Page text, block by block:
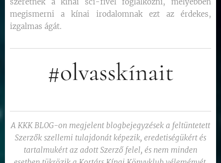
megismerni a kínai irodalomnak ezt az érdekes,
izgalmas ágát.
#olvasskínait
A KKK BLOG-on megjelent blogbejegyzések a feltüntetett
Szerzők szellemi tulajdonát képezik, eredetiségükért és
tartalmukért az adott Szerző felel, és nem minden